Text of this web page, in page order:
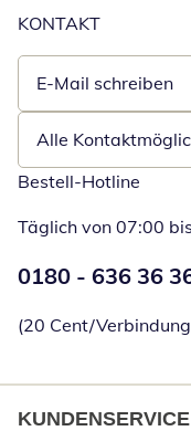
KONTAKT
E-Mail schreiben
Öffnet E-Mail-Client
Alle
Bestell-Hotline
Täglich von 07:00
Telefonnummer:
0180 - 636 36
(20 Cent/
KUNDENSERVICE